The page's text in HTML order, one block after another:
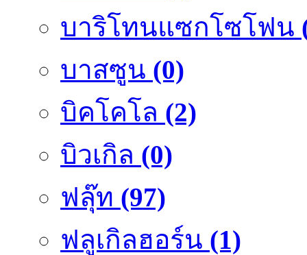
บาริโทนแซกโซโฟน
บาสซูน (0)
บิคโคโล (2)
บิวเกิล (0)
ฟลุ๊ท (97)
ฟลูเกิลฮอร์น (1)